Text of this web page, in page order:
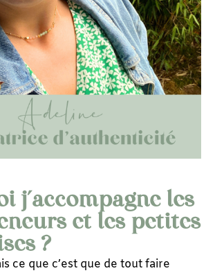
j’accompagne les
et les petites
?
ce que c’est que de tout faire